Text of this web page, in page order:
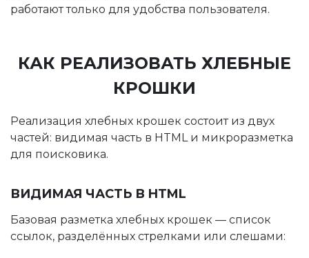
работают только для удобства пользователя.
КАК РЕАЛИЗОВАТЬ ХЛЕБНЫЕ
КРОШКИ
Реализация хлебных крошек состоит из двух
частей: видимая часть в HTML и микроразметка
для поисковика.
ВИДИМАЯ ЧАСТЬ В HTML
Базовая разметка хлебных крошек — список
ссылок, разделённых стрелками или слешами: